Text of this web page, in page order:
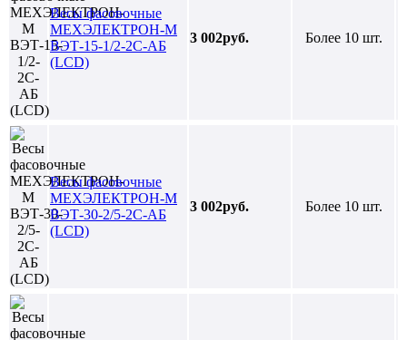
Весы фасовочные
МЕХЭЛЕКТРОН-М
ВЭТ-15-1/2-2С-АБ
(LCD)
3 002руб. Более 10 шт.
Весы фасовочные
МЕХЭЛЕКТРОН-М
ВЭТ-30-2/5-2С-АБ
(LCD)
3 002руб. Более 10 шт.